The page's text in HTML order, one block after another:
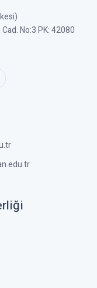
No:3 PK: 42080